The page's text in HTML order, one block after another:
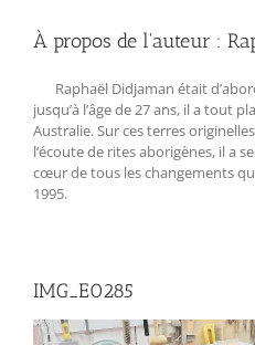
À propos de l'auteur :
Raphaël Didjaman était
jusqu’à l’âge de 27 ans, il a tout
Australie. Sur ces terres
l‘écoute de rites aborigènes, il a
cœur de tous les changements
1995.
IMG_E0285